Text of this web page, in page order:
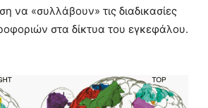
να «συλλάβουν» τις διαδικασίες
στα δίκτυα του εγκεφάλου.